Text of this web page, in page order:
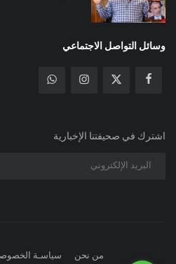
وسائل التواصل الاجتماعي
اشترك في صحيفتنا الإخبارية
من نحن سياسـة